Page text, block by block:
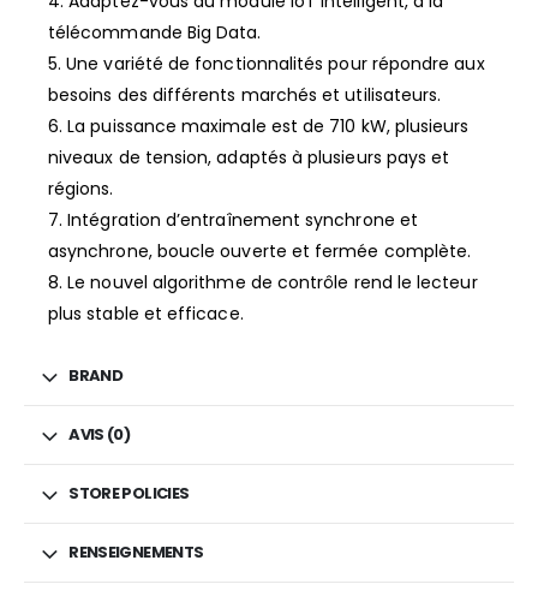
télécommande Big Data.
5. Une variété de fonctionnalités pour répondre aux
besoins des différents marchés et utilisateurs.
6. La puissance maximale est de 710 kW, plusieurs
niveaux de tension, adaptés à plusieurs pays et
régions.
7. Intégration d’entraînement synchrone et
asynchrone, boucle ouverte et fermée complète.
8. Le nouvel algorithme de contrôle rend le lecteur
plus stable et efficace.
BRAND
AVIS (0)
STORE POLICIES
RENSEIGNEMENTS